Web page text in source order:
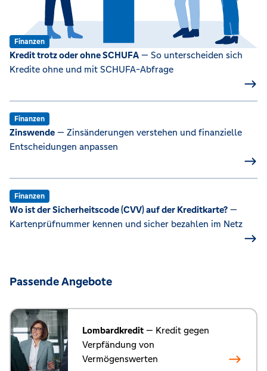
Finanzen
Kredit trotz oder ohne SCHUFA — So unterscheiden sich
Kredite ohne und mit SCHUFA-Abfrage
Finanzen
Zinswende — Zinsänderungen verstehen und finanzielle
Entscheidungen anpassen
Finanzen
Wo ist der Sicherheitscode (CVV) auf der Kreditkarte? —
Kartenprüfnummer kennen und sicher bezahlen im Netz
Passende Angebote
Lombardkredit — Kredit gegen
Verpfändung von
Vermögenswerten